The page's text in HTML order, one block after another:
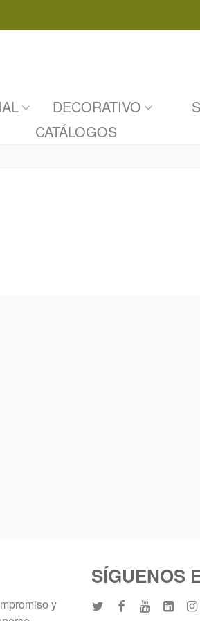
DECORATIVO
CATÁLOGOS
y
SÍGUENOS